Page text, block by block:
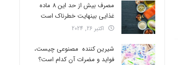
مصرف بیش از حد این 8 ماده
غذایی بینهایت خطرناک است
اکتبر 26, 2024
شیرین کننده مصنوعی چیست،
فواید و مضرات آن کدام است؟